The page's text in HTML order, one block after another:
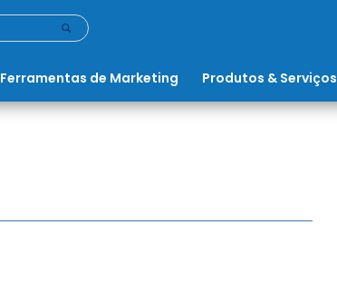
Ferramentas de Marketing Produtos & Serviços